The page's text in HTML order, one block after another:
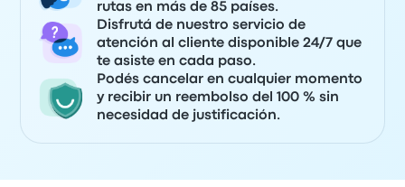
rutas en más de 85 países.
Disfrutá de nuestro servicio de
atención al cliente disponible 24/7 que
te asiste en cada paso.
Podés cancelar en cualquier momento
y recibir un reembolso del 100 % sin
necesidad de justificación.